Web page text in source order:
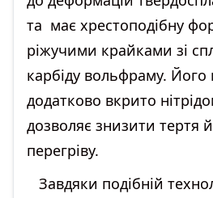
та має хрестоподібну
ріжучими крайками зі
карбіду вольфраму. Його
додатково вкрито
дозволяє знизити тертя
перегріву.
Завдяки подібній